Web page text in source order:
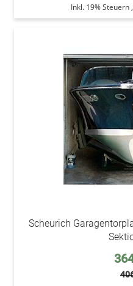
Inkl. 19% Steuern ,
Scheurich